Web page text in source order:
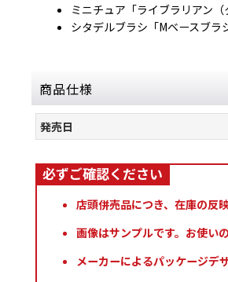
ミニチュア「ライブラリアン
シタデルブラシ「Mベースブ
商品仕様
発売日
店頭併売品につき、在庫の反
画像はサンプルです。お使い
メーカーによるパッケージデ